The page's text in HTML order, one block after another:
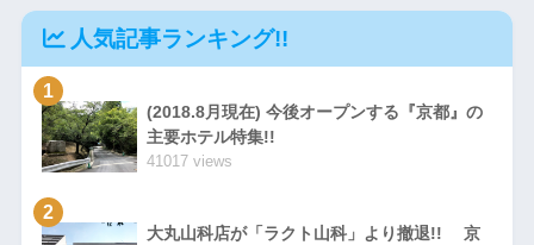
人気記事ランキング!!
1
(2018.8月現在) 今後オープンする『京都』の
主要ホテル特集!!
41017 views
2
大丸山科店が「ラクト山科」より撤退!! 京